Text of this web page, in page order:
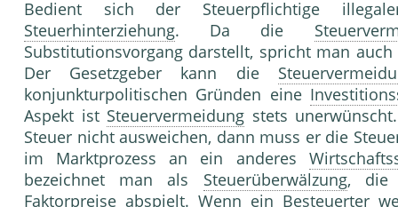
Bedient sich der Steuerpflichtige
Steuerhinterziehung. Da die
Substitutionsvorgang darstellt, spricht man
Der Gesetzgeber kann die
konjunkturpolitischen Gründen eine
Aspekt ist Steuervermeidung stets
Steuer nicht ausweichen, dann muss er die
im Marktprozess an ein anderes
bezeichnet man als Steuerüberwälzung, die
Faktorpreise abspielt. Wenn ein Besteuerter